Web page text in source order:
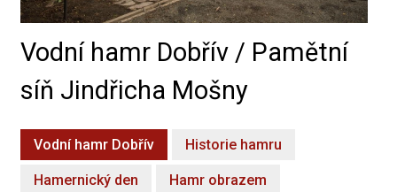
Vodní hamr Dobřív / Pamětní
síň Jindřicha Mošny
Vodní hamr Dobřív Historie hamru
Hamernický den Hamr obrazem